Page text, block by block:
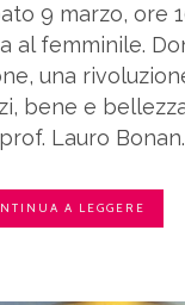
9 marzo, ore
al femminile.
una
bene e
Lauro
A LEGGERE